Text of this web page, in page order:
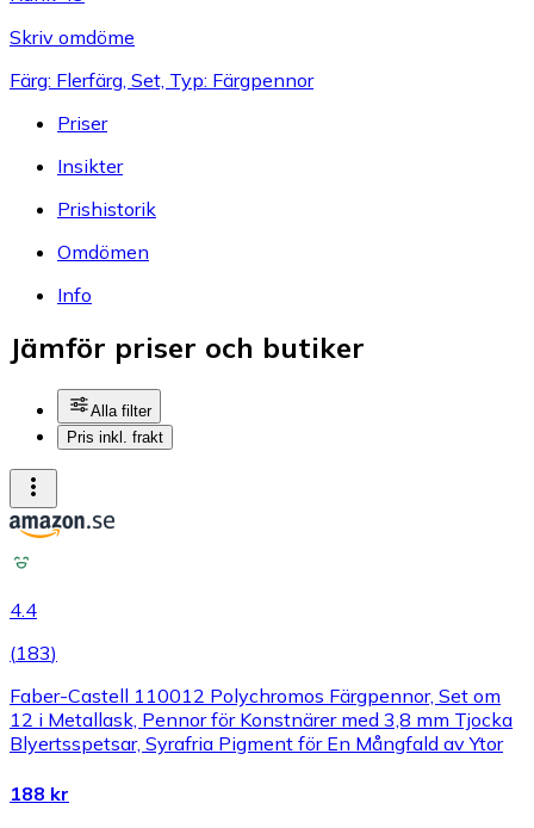
Skriv omdöme
Färg: Flerfärg, Set, Typ: Färgpennor
Priser
Insikter
Prishistorik
Omdömen
Info
Jämför priser och butiker
Alla filter
Pris inkl. frakt
4.4
(183)
Faber-Castell 110012 Polychromos Färgpennor, Set om
12 i Metallask, Pennor för Konstnärer med 3,8 mm Tjocka
Blyertsspetsar, Syrafria Pigment för En Mångfald av Ytor
188 kr